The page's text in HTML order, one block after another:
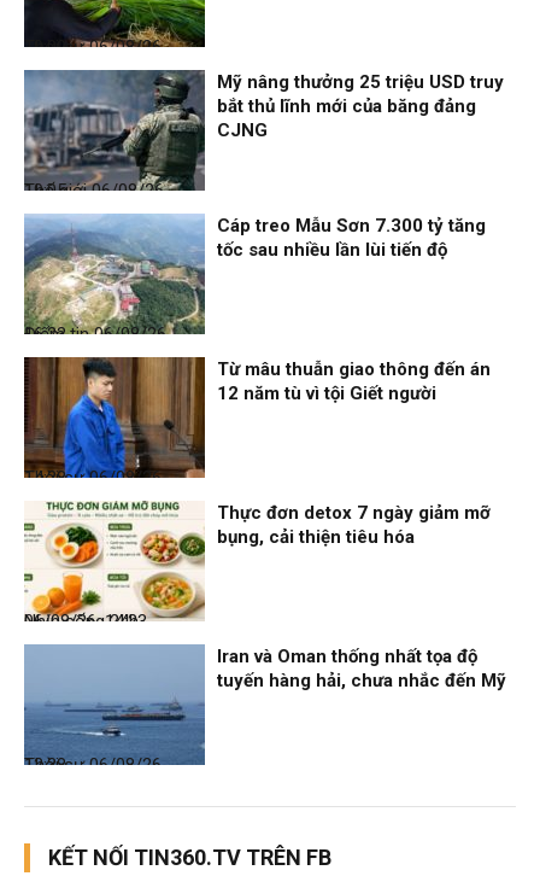
Thời sự
06/08/26, 19:09
Thế giới
06/08/26, 19:05
Mỹ nâng thưởng 25 triệu USD truy
bắt thủ lĩnh mới của băng đảng
CJNG
Điểm tin
06/08/26, 16:23
Cáp treo Mẫu Sơn 7.300 tỷ tăng
tốc sau nhiều lần lùi tiến độ
Thời sự
06/08/26, 14:28
Từ mâu thuẫn giao thông đến án
12 năm tù vì tội Giết người
Nhịp sống 24h
06/08/26, 14:23
Thực đơn detox 7 ngày giảm mỡ
bụng, cải thiện tiêu hóa
Thời sự
06/08/26, 12:38
Iran và Oman thống nhất tọa độ
tuyến hàng hải, chưa nhắc đến Mỹ
KẾT NỐI TIN360.TV TRÊN FB